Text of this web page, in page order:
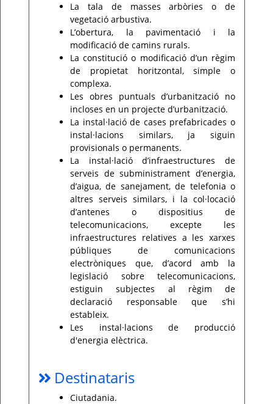
La tala de masses arbòries o de
vegetació arbustiva.
L’obertura, la pavimentació i la
modificació de camins rurals.
La constitució o modificació d’un règim
de propietat horitzontal, simple o
complexa.
Les obres puntuals d’urbanització no
incloses en un projecte d’urbanització.
La instal·lació de cases prefabricades o
instal·lacions similars, ja siguin
provisionals o permanents.
La instal·lació d’infraestructures de
serveis de subministrament d’energia,
d’aigua, de sanejament, de telefonia o
altres serveis similars, i la col·locació
d’antenes o dispositius de
telecomunicacions, excepte les
infraestructures relatives a les xarxes
públiques de comunicacions
electròniques que, d’acord amb la
legislació sobre telecomunicacions,
estiguin subjectes al règim de
declaració responsable que s’hi
estableix.
Les instal·lacions de producció
d'energia elèctrica.
Destinataris
Ciutadania.